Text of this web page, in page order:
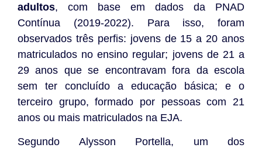
adultos, com base em dados da PNAD
Contínua (2019-2022). Para isso, foram
observados três perfis: jovens de 15 a 20 anos
matriculados no ensino regular; jovens de 21 a
29 anos que se encontravam fora da escola
sem ter concluído a educação básica; e o
terceiro grupo, formado por pessoas com 21
anos ou mais matriculados na EJA.
Segundo Alysson Portella, um dos